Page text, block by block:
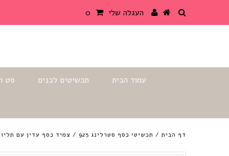
העגלה שלי 0
עמוד הבית תכשיטים לבנים סט
דף הבית / תכשיטי כסף סטרלינג 925 / צמיד כסף עדין עם
{{currency}}{{discount}}
undefined